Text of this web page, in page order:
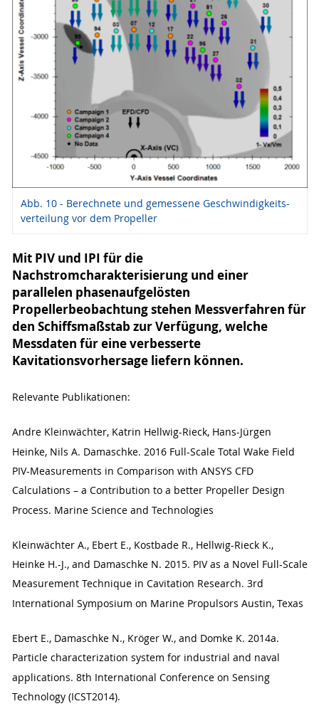
Abb. 10 - Berechnete und gemessene Geschwindigkeits-
verteilung vor dem Propeller
Mit PIV und IPI für die
Nachstromcharakterisierung und einer
parallelen phasenaufgelösten
Propellerbeobachtung stehen Messverfahren für
den Schiffsmaßstab zur Verfügung, welche
Messdaten für eine verbesserte
Kavitationsvorhersage liefern können.
Relevante Publikationen:
Andre Kleinwächter, Katrin Hellwig-Rieck, Hans-Jürgen
Heinke, Nils A. Damaschke. 2016 Full-Scale Total Wake Field
PIV-Measurements in Comparison with ANSYS CFD
Calculations – a Contribution to a better Propeller Design
Process. Marine Science and Technologies
Kleinwächter A., Ebert E., Kostbade R., Hellwig-Rieck K.,
Heinke H.-J., and Damaschke N. 2015. PIV as a Novel Full-Scale
Measurement Technique in Cavitation Research. 3rd
International Symposium on Marine Propulsors Austin, Texas
Ebert E., Damaschke N., Kröger W., and Domke K. 2014a.
Particle characterization system for industrial and naval
applications. 8th International Conference on Sensing
Technology (ICST2014).